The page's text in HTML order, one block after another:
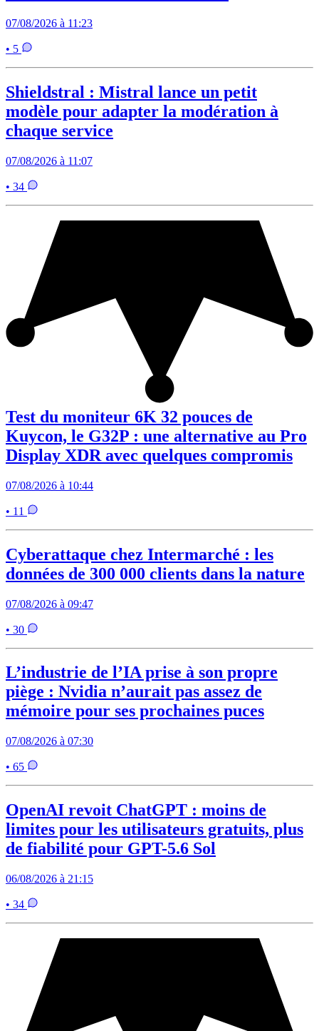
07/08/2026 à 11:23
• 5
Shieldstral : Mistral lance un petit
modèle pour adapter la modération à
chaque service
07/08/2026 à 11:07
• 34
Test du moniteur 6K 32 pouces de
Kuycon, le G32P : une alternative au Pro
Display XDR avec quelques compromis
07/08/2026 à 10:44
• 11
Cyberattaque chez Intermarché : les
données de 300 000 clients dans la nature
07/08/2026 à 09:47
• 30
L’industrie de l’IA prise à son propre
piège : Nvidia n’aurait pas assez de
mémoire pour ses prochaines puces
07/08/2026 à 07:30
• 65
OpenAI revoit ChatGPT : moins de
limites pour les utilisateurs gratuits, plus
de fiabilité pour GPT-5.6 Sol
06/08/2026 à 21:15
• 34